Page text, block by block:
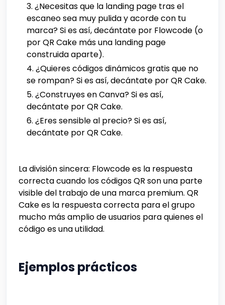
¿Necesitas que la landing page tras el
escaneo sea muy pulida y acorde con tu
marca? Si es así, decántate por Flowcode (o
por QR Cake más una landing page
construida aparte).
¿Quieres códigos dinámicos gratis que no
se rompan? Si es así, decántate por QR Cake.
¿Construyes en Canva? Si es así,
decántate por QR Cake.
¿Eres sensible al precio? Si es así,
decántate por QR Cake.
La división sincera: Flowcode es la respuesta
correcta cuando los códigos QR son una parte
visible del trabajo de una marca premium. QR
Cake es la respuesta correcta para el grupo
mucho más amplio de usuarios para quienes el
código es una utilidad.
Ejemplos prácticos